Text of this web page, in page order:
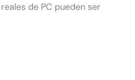
de PC pueden ser